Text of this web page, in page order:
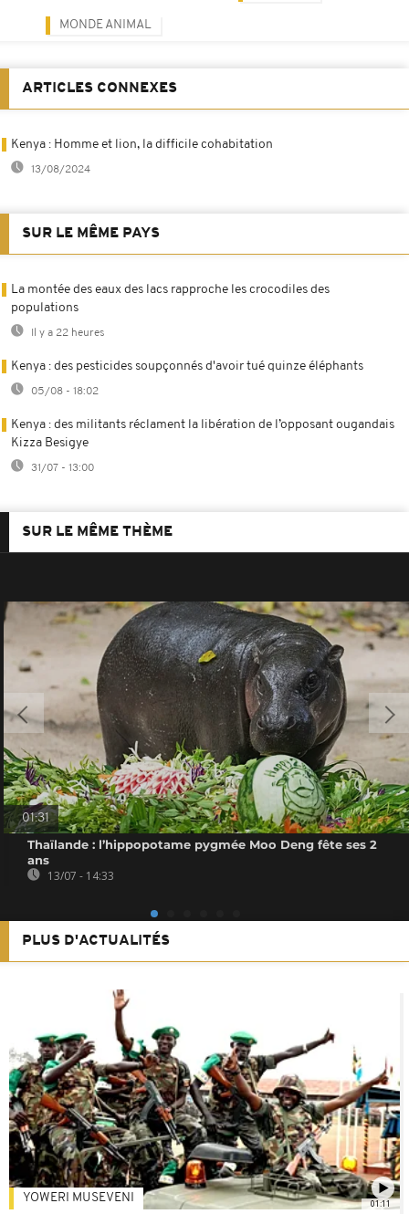
MONDE ANIMAL
ARTICLES CONNEXES
Kenya : Homme et lion, la difficile cohabitation
13/08/2024
SUR LE MÊME PAYS
La montée des eaux des lacs rapproche les crocodiles des
populations
Il y a 22 heures
Kenya : des pesticides soupçonnés d'avoir tué quinze éléphants
05/08 - 18:02
Kenya : des militants réclament la libération de l’opposant ougandais
Kizza Besigye
31/07 - 13:00
SUR LE MÊME THÈME
01:31
Thaïlande : l’hippopotame pygmée Moo Deng fête ses 2
ans
13/07 - 14:33
PLUS D'ACTUALITÉS
01:11
YOWERI MUSEVENI